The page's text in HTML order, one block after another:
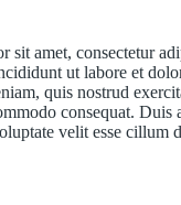
sit amet, consectetur
ut labore et
quis nostrud
consequat. Duis
velit esse cillum